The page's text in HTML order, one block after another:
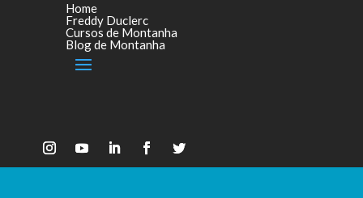
Home
Freddy Duclerc
Cursos de Montanha
Blog de Montanha